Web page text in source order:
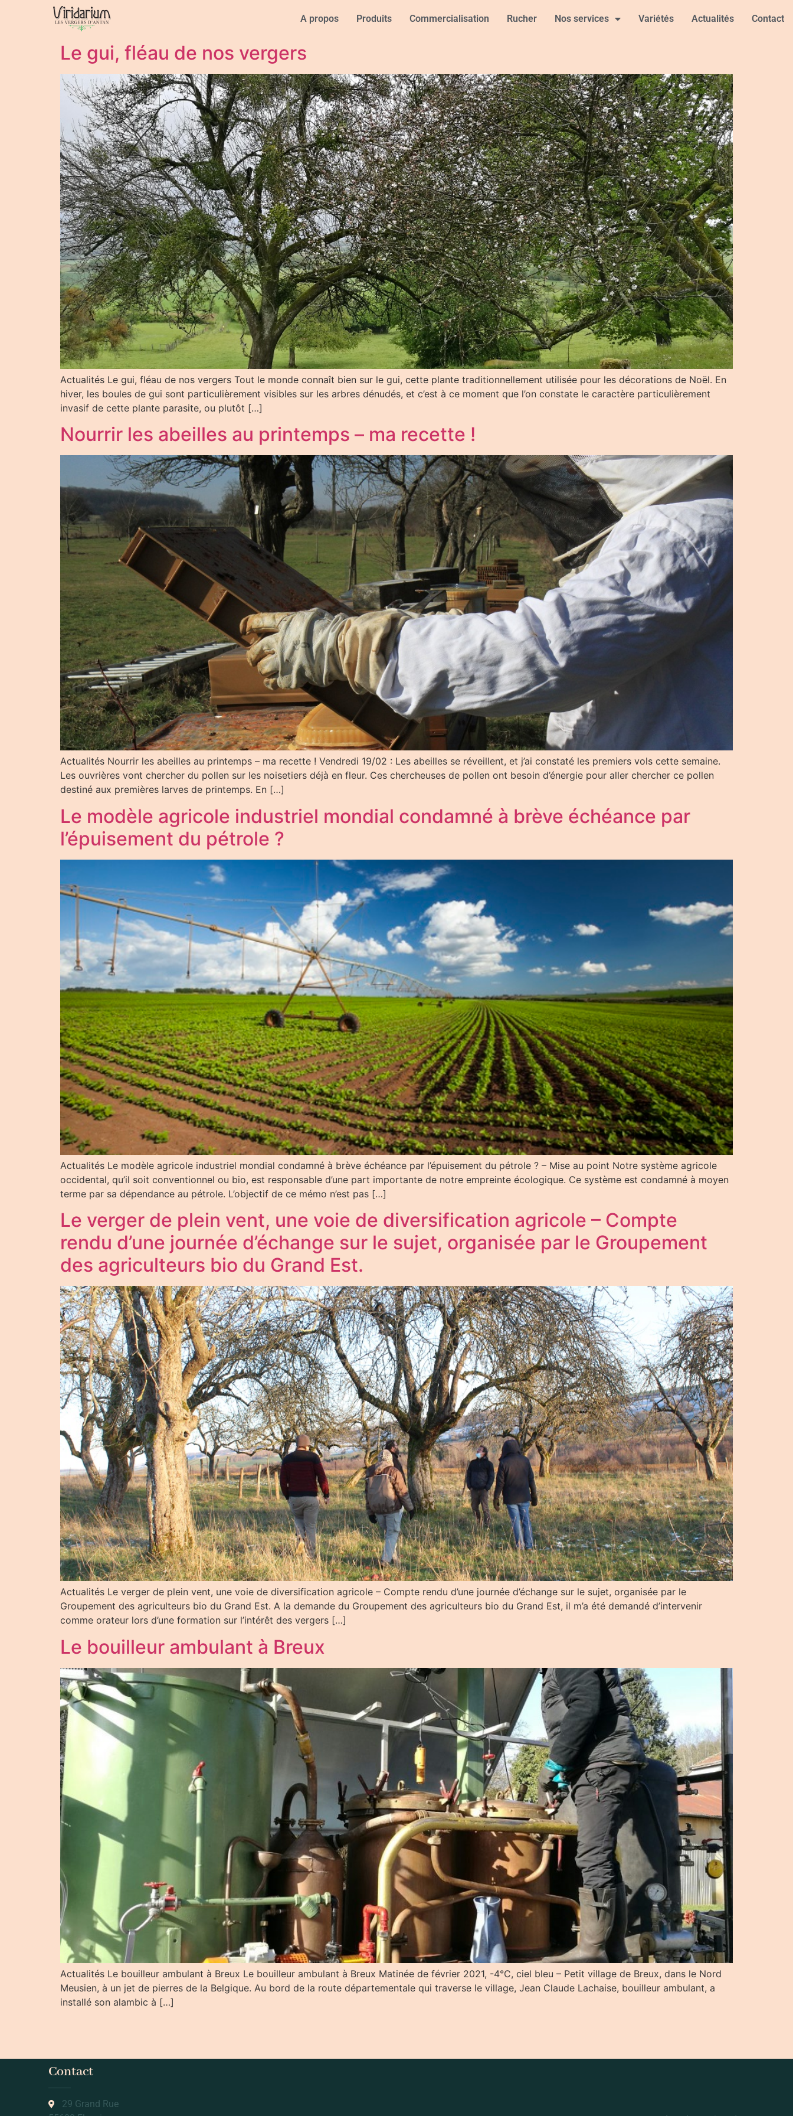
A propos Produits Commercialisation Rucher Nos services Variétés Actualités Contact
Le gui, fléau de nos vergers
Actualités Le gui, fléau de nos vergers Tout le monde connaît bien sur le gui, cette plante traditionnellement utilisée pour les décorations de Noël. En
hiver, les boules de gui sont particulièrement visibles sur les arbres dénudés, et c’est à ce moment que l’on constate le caractère particulièrement
invasif de cette plante parasite, ou plutôt […]
Nourrir les abeilles au printemps – ma recette !
Actualités Nourrir les abeilles au printemps – ma recette ! Vendredi 19/02 : Les abeilles se réveillent, et j’ai constaté les premiers vols cette semaine.
Les ouvrières vont chercher du pollen sur les noisetiers déjà en fleur. Ces chercheuses de pollen ont besoin d’énergie pour aller chercher ce pollen
destiné aux premières larves de printemps. En […]
Le modèle agricole industriel mondial condamné à brève échéance par
l’épuisement du pétrole ?
Actualités Le modèle agricole industriel mondial condamné à brève échéance par l’épuisement du pétrole ? – Mise au point Notre système agricole
occidental, qu’il soit conventionnel ou bio, est responsable d’une part importante de notre empreinte écologique. Ce système est condamné à moyen
terme par sa dépendance au pétrole. L’objectif de ce mémo n’est pas […]
Le verger de plein vent, une voie de diversification agricole – Compte
rendu d’une journée d’échange sur le sujet, organisée par le Groupement
des agriculteurs bio du Grand Est.
Actualités Le verger de plein vent, une voie de diversification agricole – Compte rendu d’une journée d’échange sur le sujet, organisée par le
Groupement des agriculteurs bio du Grand Est. A la demande du Groupement des agriculteurs bio du Grand Est, il m’a été demandé d’intervenir
comme orateur lors d’une formation sur l’intérêt des vergers […]
Le bouilleur ambulant à Breux
Actualités Le bouilleur ambulant à Breux Le bouilleur ambulant à Breux Matinée de février 2021, -4°C, ciel bleu – Petit village de Breux, dans le Nord
Meusien, à un jet de pierres de la Belgique. Au bord de la route départementale qui traverse le village, Jean Claude Lachaise, bouilleur ambulant, a
installé son alambic à […]
Contact
29 Grand Rue